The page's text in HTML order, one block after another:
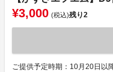
¥3,000 (税込)残り2
ご提供予定時期：10月20日以